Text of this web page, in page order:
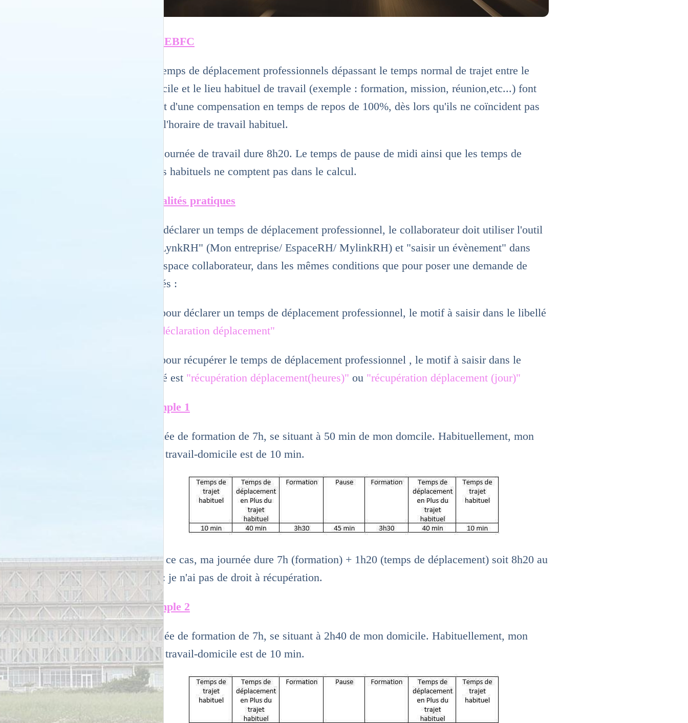
En CEBFC
Les temps de déplacement professionnels dépassant le temps normal de trajet entre le
domicile et le lieu habituel de travail (exemple : formation, mission, réunion,etc...) font
l'objet d'une compensation en temps de repos de 100%, dès lors qu'ils ne coïncident pas
avec l'horaire de travail habituel.
Une journée de travail dure 8h20. Le temps de pause de midi ainsi que les temps de
trajets habituels ne comptent pas dans le calcul.
Modalités pratiques
Pour déclarer un temps de déplacement professionnel, le collaborateur doit utiliser l'outil
"MyLynkRH" (Mon entreprise/ EspaceRH/ MylinkRH) et "saisir un évènement" dans
son espace collaborateur, dans les mêmes conditions que pour poser une demande de
congés :
* pour déclarer un temps de déplacement professionnel, le motif à saisir dans le libellé
"déclaration déplacement"
* pour récupérer le temps de déplacement professionnel , le motif à saisir dans le
libellé est "récupération déplacement(heures)" ou "récupération déplacement (jour)"
Exemple 1
Journée de formation de 7h, se situant à 50 min de mon domcile. Habituellement, mon
trajet travail-domicile est de 10 min.
Dans ce cas, ma journée dure 7h (formation) + 1h20 (temps de déplacement) soit 8h20 au
total : je n'ai pas de droit à récupération.
Exemple 2
Journée de formation de 7h, se situant à 2h40 de mon domicile. Habituellement, mon
trajet travail-domicile est de 10 min.